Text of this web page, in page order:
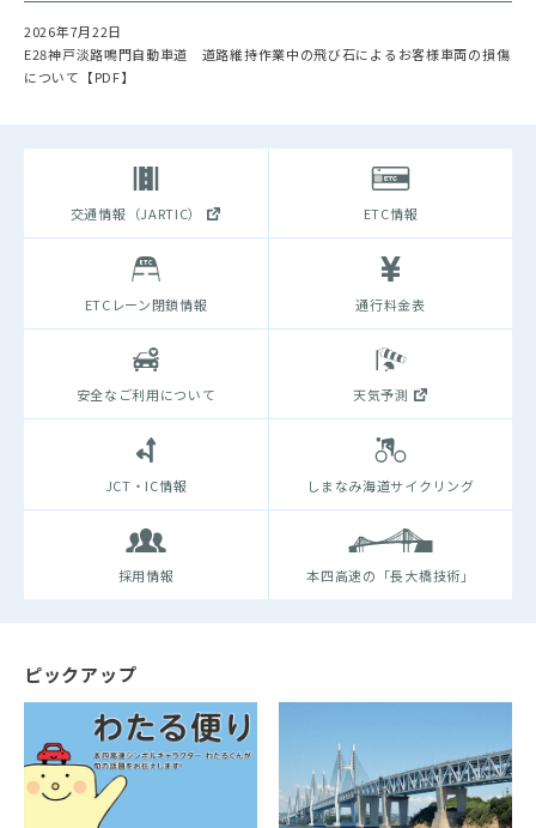
2026年7月22日
E28神戸淡路鳴門自動車道 道路維持作業中の飛び石によるお客様車両の損傷
について【PDF】
交通情報（JARTIC） ETC情報
ETCレーン閉鎖情報 通行料金表
安全なご利用について 天気予測
JCT・IC情報 しまなみ海道サイクリング
採用情報 本四高速の「長大橋技術」
ピックアップ